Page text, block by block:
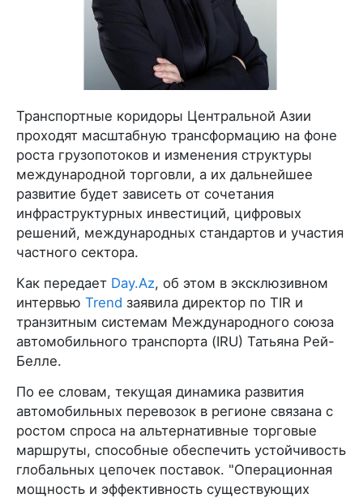
Транспортные коридоры Центральной Азии
проходят масштабную трансформацию на фоне
роста грузопотоков и изменения структуры
международной торговли, а их дальнейшее
развитие будет зависеть от сочетания
инфраструктурных инвестиций, цифровых
решений, международных стандартов и участия
частного сектора.
Как передает Day.Az, об этом в эксклюзивном
интервью Trend заявила директор по TIR и
транзитным системам Международного союза
автомобильного транспорта (IRU) Татьяна Рей-
Белле.
По ее словам, текущая динамика развития
автомобильных перевозок в регионе связана с
ростом спроса на альтернативные торговые
маршруты, способные обеспечить устойчивость
глобальных цепочек поставок. "Операционная
мощность и эффективность существующих